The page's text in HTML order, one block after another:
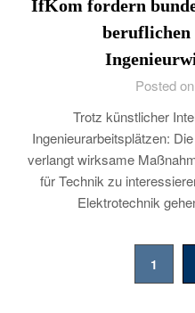
IfKom fordern
beruflichen
Posted
Trotz künstlicher
Ingenieurarbeitsplätzen:
verlangt wirksame
für Technik zu
Elektrotechnik
Seitennummerierung
1